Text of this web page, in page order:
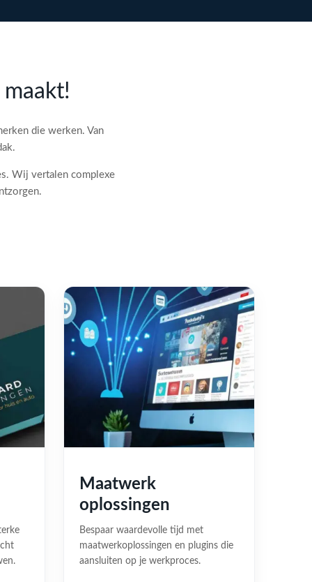
die werken. Van
Wij vertalen complexe
Maatwerk
oplossingen
Bespaar waardevolle tijd met
maatwerkoplossingen en plugins die
aansluiten op je werkproces.